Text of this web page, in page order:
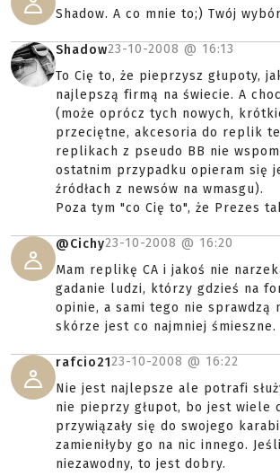
Shadow. A co mnie to;) Twój
Shadow23-10-2008 @ 16:13
To Cię to, że pieprzysz głupoty,
najlepszą firmą na świecie. A
(może oprócz tych nowych,
przeciętne, akcesoria do replik
replikach z pseudo BB nie
ostatnim przypadku opieram się
źródłach z newsów na wmasgu).
Poza tym "co Cię to", że Prezes
@Cichy23-10-2008 @ 16:20
Mam replikę CA i jakoś nie
gadanie ludzi, którzy gdzieś na
opinie, a sami tego nie sprawdzą
skórze jest co najmniej śmieszne.
rafcio2123-10-2008 @ 16:22
Nie jest najlepsze ale potrafi
nie pieprzy głupot, bo jest wiele
przywiązały się do swojego
zamieniłyby go na nic innego.
niezawodny, to jest dobry.